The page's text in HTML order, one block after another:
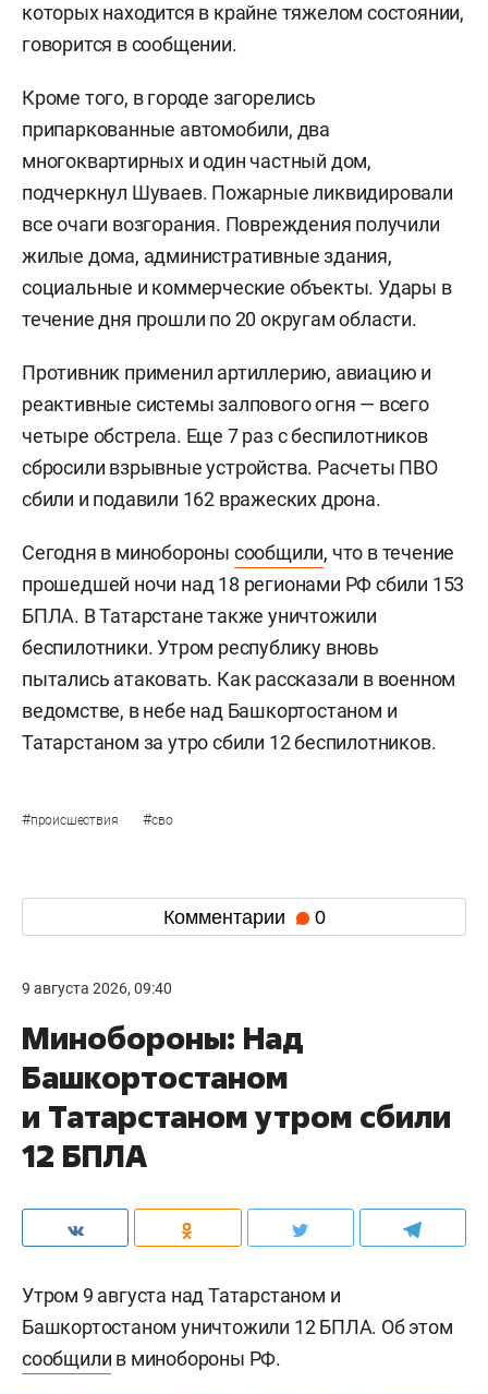
которых находится в крайне тяжелом состоянии,
говорится в сообщении.
Кроме того, в городе загорелись
припаркованные автомобили, два
многоквартирных и один частный дом,
подчеркнул Шуваев. Пожарные ликвидировали
все очаги возгорания. Повреждения получили
жилые дома, административные здания,
социальные и коммерческие объекты. Удары в
течение дня прошли по 20 округам области.
Противник применил артиллерию, авиацию и
реактивные системы залпового огня — всего
четыре обстрела. Еще 7 раз с беспилотников
сбросили взрывные устройства. Расчеты ПВО
сбили и подавили 162 вражеских дрона.
Сегодня в минобороны сообщили, что в течение
прошедшей ночи над 18 регионами РФ сбили 153
БПЛА. В Татарстане также уничтожили
беспилотники. Утром республику вновь
пытались атаковать. Как рассказали в военном
ведомстве, в небе над Башкортостаном и
Татарстаном за утро сбили 12 беспилотников.
#происшествия #сво
Комментарии 0
9 августа 2026, 09:40
Минобороны: Над
Башкортостаном
и Татарстаном утром сбили
12 БПЛА
Утром 9 августа над Татарстаном и
Башкортостаном уничтожили 12 БПЛА. Об этом
сообщили в минобороны РФ.